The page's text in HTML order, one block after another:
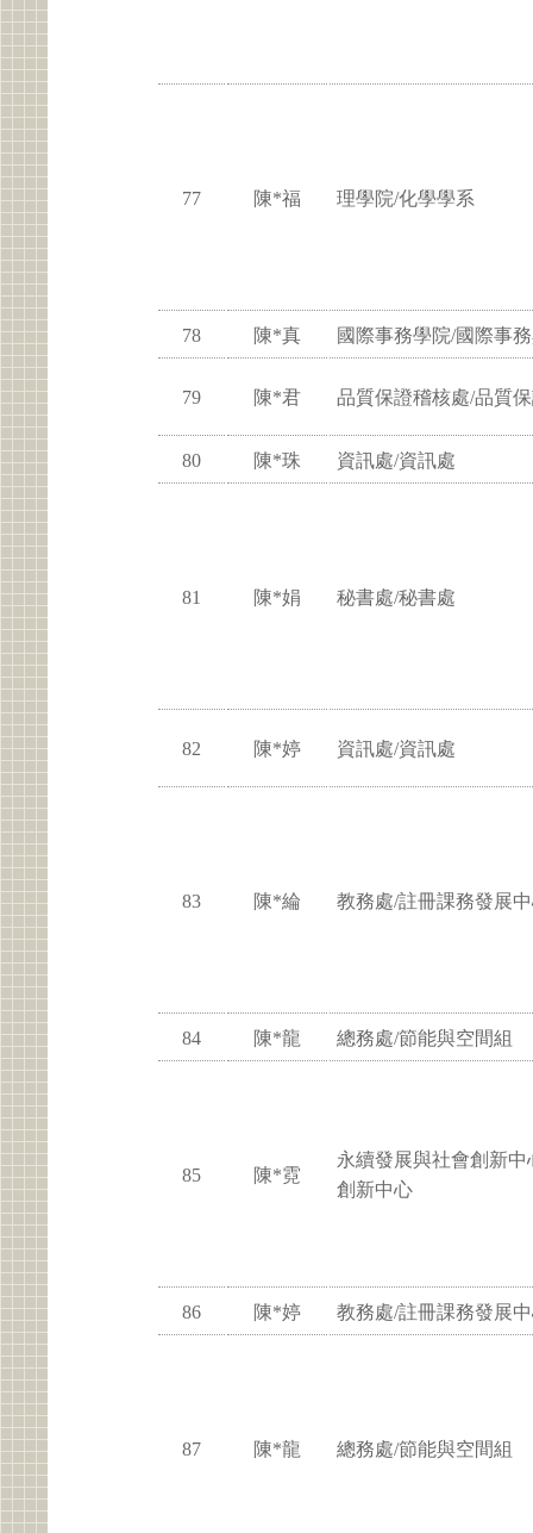
77 陳*福 理學院/化學學系
78 陳*真 國際事務學院/國際事
79 陳*君 品質保證稽核處/品質
80 陳*珠 資訊處/資訊處
81 陳*娟 秘書處/秘書處
82 陳*婷 資訊處/資訊處
83 陳*綸 教務處/註冊課務發展
84 陳*龍 總務處/節能與空間組
85 陳*霓
永續發展與社會創新
創新中心
86 陳*婷 教務處/註冊課務發展
87 陳*龍 總務處/節能與空間組